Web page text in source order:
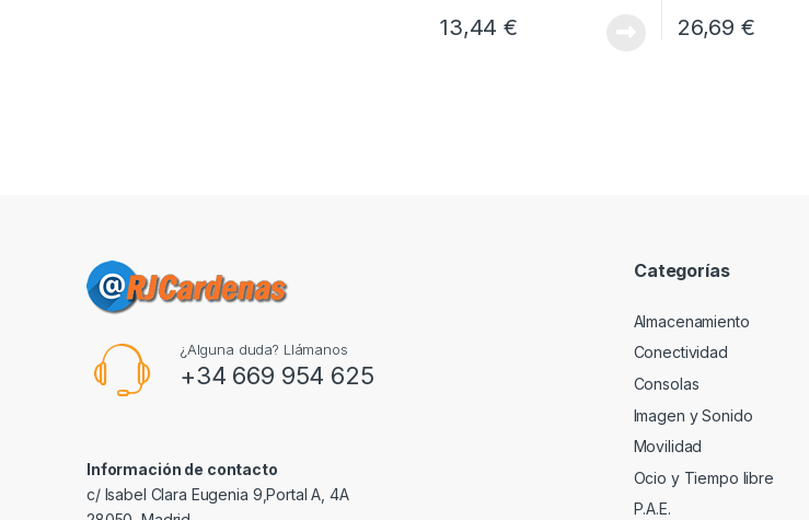
13,44€ 26,69 €
¿Alguna duda? Llámanos
+34 669 954 625
Información de contacto
c/ Isabel Clara Eugenia 9,Portal A, 4A
Categorías
Almacenamiento
Conectividad
Consolas
Imagen y Sonido
Movilidad
Ocio y Tiempo libre
P.A.E.